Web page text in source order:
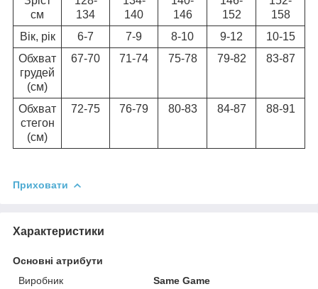
см
134
140
146
152
158
Вік, рік
6-7 7-9 8-10 9-12
10-15
Обхват
грудей
(см)
67-70 71-74 75-78 79-82 83-87
Обхват
стегон
(см)
72-75 76-79 80-83 84-87 88-91
Приховати
Характеристики
Основні атрибути
Виробник
Same Game